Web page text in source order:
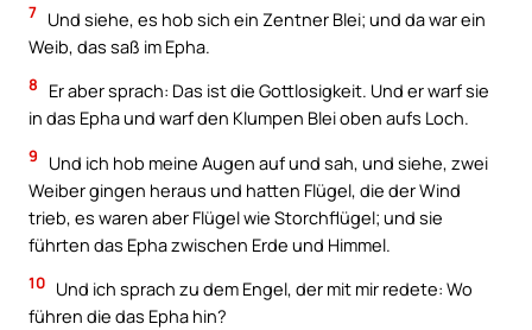
7 Und siehe, es hob sich ein Zentner Blei; und da war ein
Weib, das saß im Epha.
8
Er aber sprach: Das ist die Gottlosigkeit. Und er warf sie
in das Epha und warf den Klumpen Blei oben aufs Loch.
9
Und ich hob meine Augen auf und sah, und siehe, zwei
Weiber gingen heraus und hatten Flügel, die der Wind
trieb, es waren aber Flügel wie Storchflügel; und sie
führten das Epha zwischen Erde und Himmel.
10 Und ich sprach zu dem Engel, der mit mir redete: Wo
führen die das Epha hin?